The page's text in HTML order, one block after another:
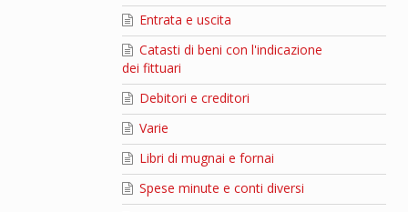
Entrata e uscita
Catasti di beni con l'indicazione
dei fittuari
Debitori e creditori
Varie
Libri di mugnai e fornai
Spese minute e conti diversi